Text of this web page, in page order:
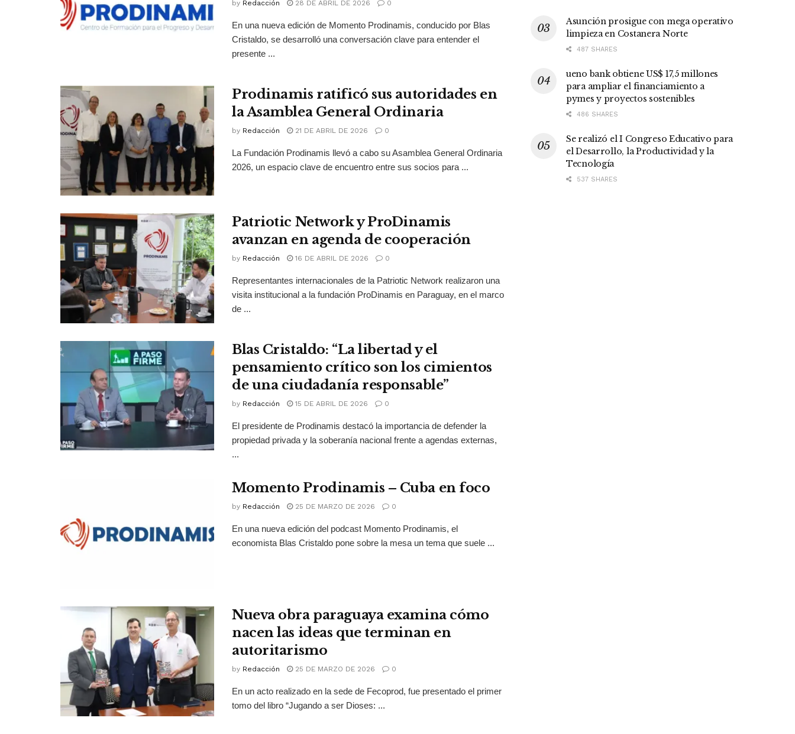
by Redacción 28 DE ABRIL DE 2026 0
En una nueva edición de Momento Prodinamis, conducido por Blas
Cristaldo, se desarrolló una conversación clave para entender el
presente ...
Prodinamis ratificó sus autoridades en
la Asamblea General Ordinaria
by Redacción 21 DE ABRIL DE 2026 0
La Fundación Prodinamis llevó a cabo su Asamblea General Ordinaria
2026, un espacio clave de encuentro entre sus socios para ...
Patriotic Network y ProDinamis
avanzan en agenda de cooperación
by Redacción 16 DE ABRIL DE 2026 0
Representantes internacionales de la Patriotic Network realizaron una
visita institucional a la fundación ProDinamis en Paraguay, en el marco
de ...
Blas Cristaldo: “La libertad y el
pensamiento crítico son los cimientos
de una ciudadanía responsable”
by Redacción 15 DE ABRIL DE 2026 0
El presidente de Prodinamis destacó la importancia de defender la
propiedad privada y la soberanía nacional frente a agendas externas,
...
Momento Prodinamis – Cuba en foco
by Redacción 25 DE MARZO DE 2026 0
En una nueva edición del podcast Momento Prodinamis, el
economista Blas Cristaldo pone sobre la mesa un tema que suele ...
Nueva obra paraguaya examina cómo
nacen las ideas que terminan en
autoritarismo
by Redacción 25 DE MARZO DE 2026 0
En un acto realizado en la sede de Fecoprod, fue presentado el primer
tomo del libro “Jugando a ser Dioses: ...
Asunción prosigue con mega operativo
limpieza en Costanera Norte
487 SHARES
ueno bank obtiene US$ 17,5 millones
para ampliar el financiamiento a
pymes y proyectos sostenibles
486 SHARES
Se realizó el I Congreso Educativo para
el Desarrollo, la Productividad y la
Tecnología
537 SHARES